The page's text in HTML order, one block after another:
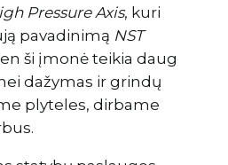
Pressure Axis, kuri
pavadinimą NST
ši įmonė teikia daug
dažymas ir grindų
plyteles, dirbame